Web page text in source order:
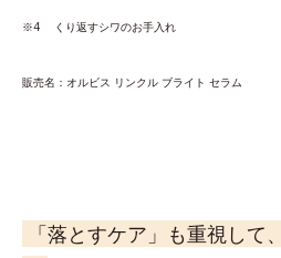
※4 くり返すシワのお手入れ
販売名：オルビス リンクル ブライト セラム
「落とすケア」も重視して